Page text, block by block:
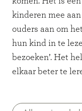
kinderen mee
ouders aan om
hun kind in te
bezoeken’. Het
elkaar beter te